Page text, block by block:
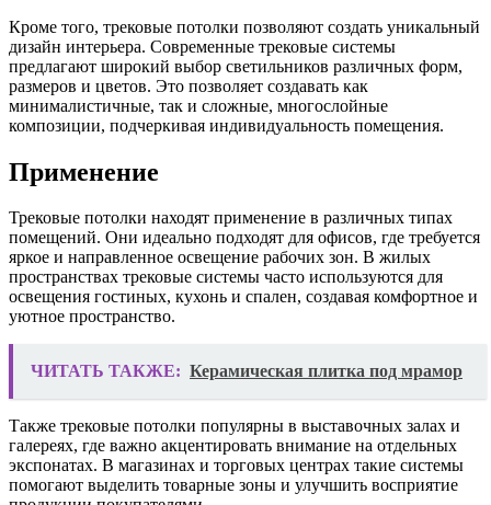
Кроме того, трековые потолки позволяют создать уникальный
дизайн интерьера. Современные трековые системы
предлагают широкий выбор светильников различных форм,
размеров и цветов. Это позволяет создавать как
минималистичные, так и сложные, многослойные
композиции, подчеркивая индивидуальность помещения.
Применение
Трековые потолки находят применение в различных типах
помещений. Они идеально подходят для офисов, где требуется
яркое и направленное освещение рабочих зон. В жилых
пространствах трековые системы часто используются для
освещения гостиных, кухонь и спален, создавая комфортное и
уютное пространство.
ЧИТАТЬ ТАКЖЕ: Керамическая плитка под мрамор
Также трековые потолки популярны в выставочных залах и
галереях, где важно акцентировать внимание на отдельных
экспонатах. В магазинах и торговых центрах такие системы
помогают выделить товарные зоны и улучшить восприятие